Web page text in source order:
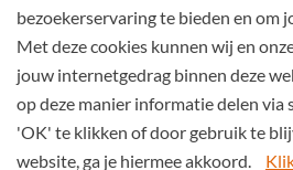
bezoekerservaring te bieden en om
Met deze cookies kunnen wij en
jouw internetgedrag binnen deze
op deze manier informatie delen via
'OK' te klikken of door gebruik te
website, ga je hiermee akkoord.
BLIJF UP-TO-DATE
Part of the4TU.Federation